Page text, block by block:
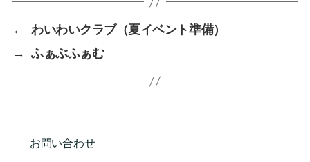
←
わいわいクラブ（夏イベント準備）
→
ふぁぶふぁむ
お問い合わせ